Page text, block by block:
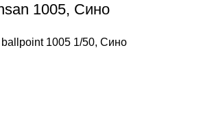
1005, Сино
1005 1/50, Сино